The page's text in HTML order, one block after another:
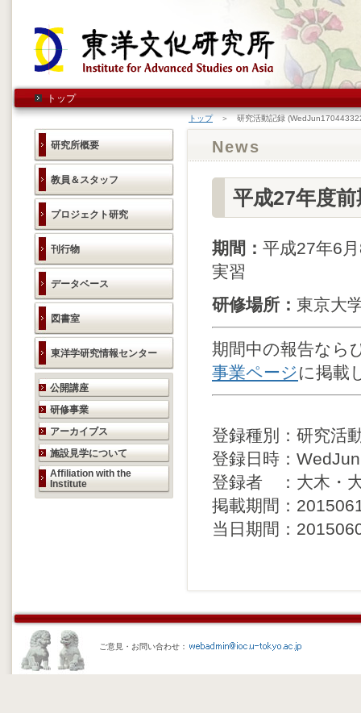
トップ
研究所概要
教員＆スタッフ
プロジェクト研究
刊行物
データベース
図書室
東洋学研究情報センター
研究活動のご案内
公開講座
研修事業
アーカイブス
施設見学について
Affiliation with the
Institute
トップ＞ 研究活動記録
News
平成27年度
期間： 平成27年6
実習
研修場所： 東京大
期間中の報告なら
事業ページに掲載
登録種別：研究活
登録日時：
登録者 ：大木・
掲載期間：
当日期間：
ご意見・お問い合わせ：